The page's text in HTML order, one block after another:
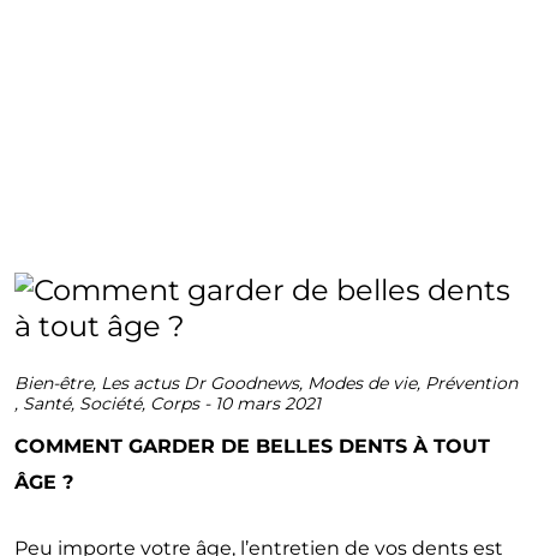
Bien-être, Les actus Dr Goodnews, Modes de vie, Prévention
, Santé, Société, Corps- 10 mars 2021
COMMENT GARDER DE BELLES DENTS À TOUT
ÂGE ?
Peu importe votre âge, l’entretien de vos dents est